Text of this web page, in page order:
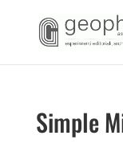
Simple